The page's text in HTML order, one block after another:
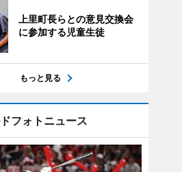
上里町長らとの意見交換会
に参加する児童生徒
もっと見る
フォトニュース